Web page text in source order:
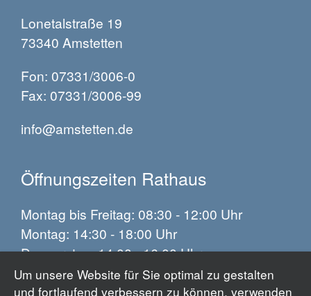
Um unsere Website für Sie optimal zu gestalten
und fortlaufend verbessern zu können, verwenden
Lonetalstraße 19
73340 Amstetten
Fon: 07331/3006-0
Fax: 07331/3006-99
info@amstetten.de
Öffnungszeiten Rathaus
Montag bis Freitag: 08:30 - 12:00 Uhr
Montag: 14:30 - 18:00 Uhr
Donnerstag: 14:00 - 16:00 Uhr